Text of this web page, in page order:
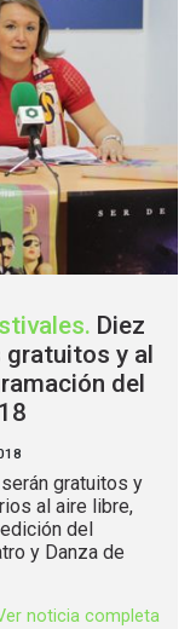
. Diez
gratuitos y al
del
gratuitos y
al aire libre,
del
y Danza de
noticia completa